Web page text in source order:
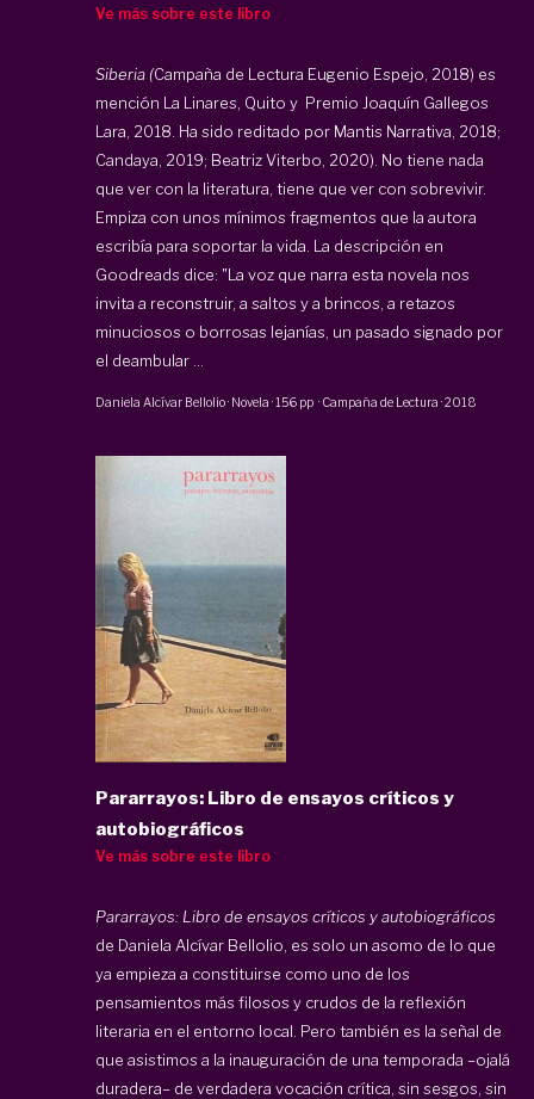
Ve más sobre este libro
Siberia (Campaña de Lectura Eugenio Espejo, 2018) es
mención La Linares, Quito y Premio Joaquín Gallegos
Lara, 2018. Ha sido reditado por Mantis Narrativa, 2018;
Candaya, 2019; Beatriz Viterbo, 2020). No tiene nada
que ver con la literatura, tiene que ver con sobrevivir.
Empiza con unos mínimos fragmentos que la autora
escribía para soportar la vida. La descripción en
Goodreads dice: "La voz que narra esta novela nos
invita a reconstruir, a saltos y a brincos, a retazos
minuciosos o borrosas lejanías, un pasado signado por
el deambular ...
Daniela Alcívar Bellolio· Novela ·156 pp · Campaña de Lectura ·2018
Pararrayos: Libro de ensayos críticos y
autobiográficos
Ve más sobre este libro
Pararrayos: Libro de ensayos críticos y autobiográficos
de Daniela Alcívar Bellolio, es solo un asomo de lo que
ya empieza a constituirse como uno de los
pensamientos más filosos y crudos de la reflexión
literaria en el entorno local. Pero también es la señal de
que asistimos a la inauguración de una temporada –ojalá
duradera– de verdadera vocación crítica, sin sesgos, sin